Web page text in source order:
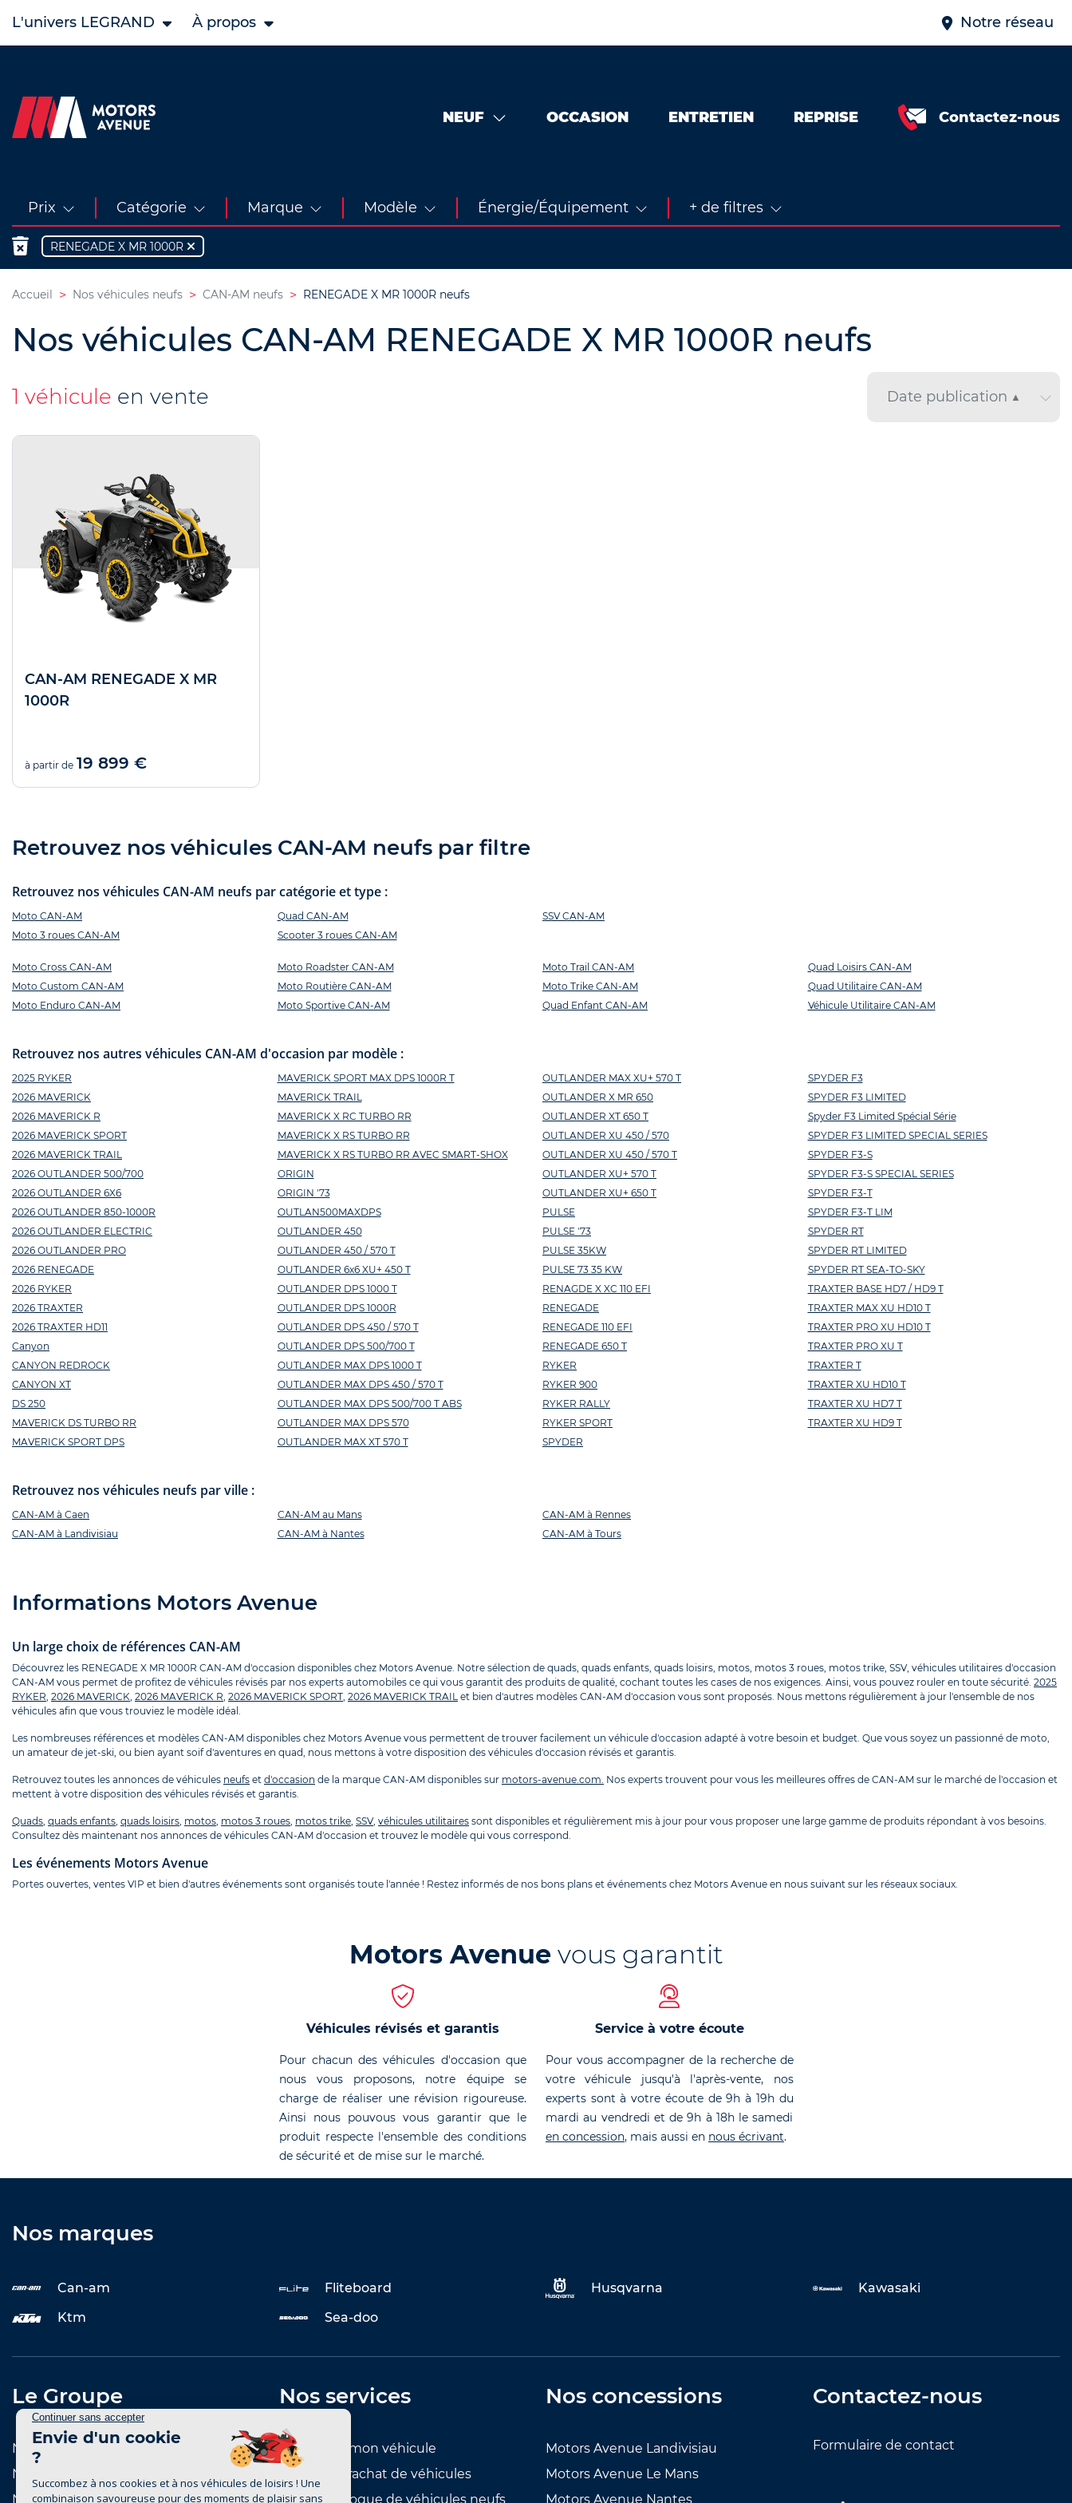
L'univers LEGRAND À propos Notre réseau
NEUF OCCASION ENTRETIEN REPRISE Contactez-nous
Prix Catégorie Marque Modèle Énergie/Équipement + de filtres
RENEGADE X MR 1000R
Accueil Nos véhicules neufs CAN-AM neufs RENEGADE X MR 1000R neufs
Nos véhicules CAN-AM RENEGADE X MR 1000R neufs
1 véhicule en vente
CAN-AM RENEGADE X MR
1000R
à partir de 19 899 €
Retrouvez nos véhicules CAN-AM neufs par filtre
Retrouvez nos véhicules CAN-AM neufs par catégorie et type :
Moto CAN-AM
Moto 3 roues CAN-AM
Quad CAN-AM
Scooter 3 roues CAN-AM
SSV CAN-AM
Moto Cross CAN-AM
Moto Custom CAN-AM
Moto Enduro CAN-AM
Moto Roadster CAN-AM
Moto Routière CAN-AM
Moto Sportive CAN-AM
Moto Trail CAN-AM
Moto Trike CAN-AM
Quad Enfant CAN-AM
Quad Loisirs CAN-AM
Quad Utilitaire CAN-AM
Véhicule Utilitaire CAN-AM
Retrouvez nos autres véhicules CAN-AM d'occasion par modèle :
2025 RYKER
2026 MAVERICK
2026 MAVERICK R
2026 MAVERICK SPORT
2026 MAVERICK TRAIL
2026 OUTLANDER 500/700
2026 OUTLANDER 6X6
2026 OUTLANDER 850-1000R
2026 OUTLANDER ELECTRIC
2026 OUTLANDER PRO
2026 RENEGADE
2026 RYKER
2026 TRAXTER
2026 TRAXTER HD11
Canyon
CANYON REDROCK
CANYON XT
DS 250
MAVERICK DS TURBO RR
MAVERICK SPORT DPS
MAVERICK SPORT MAX DPS 1000R T
MAVERICK TRAIL
MAVERICK X RC TURBO RR
MAVERICK X RS TURBO RR
MAVERICK X RS TURBO RR AVEC SMART-SHOX
ORIGIN
ORIGIN '73
OUTLAN500MAXDPS
OUTLANDER 450
OUTLANDER 450 / 570 T
OUTLANDER 6x6 XU+ 450 T
OUTLANDER DPS 1000 T
OUTLANDER DPS 1000R
OUTLANDER DPS 450 / 570 T
OUTLANDER DPS 500/700 T
OUTLANDER MAX DPS 1000 T
OUTLANDER MAX DPS 450 / 570 T
OUTLANDER MAX DPS 500/700 T ABS
OUTLANDER MAX DPS 570
OUTLANDER MAX XT 570 T
OUTLANDER MAX XU+ 570 T
OUTLANDER X MR 650
OUTLANDER XT 650 T
OUTLANDER XU 450 / 570
OUTLANDER XU 450 / 570 T
OUTLANDER XU+ 570 T
OUTLANDER XU+ 650 T
PULSE
PULSE '73
PULSE 35KW
PULSE 73 35 KW
RENAGDE X XC 110 EFI
RENEGADE
RENEGADE 110 EFI
RENEGADE 650 T
RYKER
RYKER 900
RYKER RALLY
RYKER SPORT
SPYDER
SPYDER F3
SPYDER F3 LIMITED
Spyder F3 Limited Spécial Série
SPYDER F3 LIMITED SPECIAL SERIES
SPYDER F3-S
SPYDER F3-S SPECIAL SERIES
SPYDER F3-T
SPYDER F3-T LIM
SPYDER RT
SPYDER RT LIMITED
SPYDER RT SEA-TO-SKY
TRAXTER BASE HD7 / HD9 T
TRAXTER MAX XU HD10 T
TRAXTER PRO XU HD10 T
TRAXTER PRO XU T
TRAXTER T
TRAXTER XU HD10 T
TRAXTER XU HD7 T
TRAXTER XU HD9 T
Retrouvez nos véhicules neufs par ville :
CAN-AM à Caen
CAN-AM à Landivisiau
CAN-AM au Mans
CAN-AM à Nantes
CAN-AM à Rennes
CAN-AM à Tours
Informations Motors Avenue
Un large choix de références CAN-AM
Découvrez les RENEGADE X MR 1000R CAN-AM d'occasion disponibles chez Motors Avenue. Notre sélection de quads, quads enfants, quads loisirs, motos, motos 3 roues, motos trike, SSV, véhicules utilitaires d'occasion
CAN-AM vous permet de profitez de véhicules révisés par nos experts automobiles ce qui vous garantit des produits de qualité, cochant toutes les cases de nos exigences. Ainsi, vous pouvez rouler en toute sécurité. 2025
RYKER 2026 MAVERICK 2026 MAVERICK R 2026 MAVERICK SPORT 2026 MAVERICK TRAIL et bien d'autres modèles CAN-AM d'occasion vous sont proposés. Nous mettons régulièrement à jour l'ensemble de nos
véhicules afin que vous trouviez le modèle idéal.
Les nombreuses références et modèles CAN-AM disponibles chez Motors Avenue vous permettent de trouver facilement un véhicule d'occasion adapté à votre besoin et budget. Que vous soyez un passionné de moto,
un amateur de jet-ski, ou bien ayant soif d'aventures en quad, nous mettons à votre disposition des véhicules d'occasion révisés et garantis.
Retrouvez toutes les annonces de véhicules neufs et d'occasion de la marque CAN-AM disponibles sur motors-avenue.com. Nos experts trouvent pour vous les meilleures offres de CAN-AM sur le marché de l'occasion et
mettent à votre disposition des véhicules révisés et garantis.
Quads quads enfants quads loisirs motos motos 3 roues motos trike SSV, véhicules utilitaires sont disponibles et régulièrement mis à jour pour vous proposer une large gamme de produits répondant à vos besoins.
Consultez dès maintenant nos annonces de véhicules CAN-AM d'occasion et trouvez le modèle qui vous correspond.
Les événements Motors Avenue
Portes ouvertes, ventes VIP et bien d'autres événements sont organisés toute l'année ! Restez informés de nos bons plans et événements chez Motors Avenue en nous suivant sur les réseaux sociaux.
Motors Avenuevous garantit
Véhicules révisés et garantis
Pour chacun des véhicules d'occasion que
nous vous proposons, notre équipe se
charge de réaliser une révision rigoureuse.
Ainsi nous pouvous vous garantir que le
produit respecte l'ensemble des conditions
de sécurité et de mise sur le marché.
Service à votre écoute
Pour vous accompagner de la recherche de
votre véhicule jusqu'à l'après-vente, nos
experts sont à votre écoute de 9h à 19h du
mardi au vendredi et de 9h à 18h le samedi
en concession, mais aussi en nous écrivant.
Nos marques
Can-am Fliteboard Husqvarna
Kawasaki
Ktm
Sea-doo
Le Groupe
Notre histoire
Notre réseau de concessions
Notre réseau de marques
Nos services
Entretenir mon véhicule
Reprise et rachat de véhicules
Notre catalogue de véhicules neufs
Nos concessions
Motors Avenue Landivisiau
Motors Avenue Le Mans
Motors Avenue Nantes
Contactez-nous
Formulaire de contact